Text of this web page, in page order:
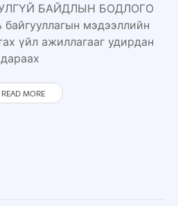
БАЙДЛЫН БОДЛОГО
байгууллагын мэдээллийн
үйл ажиллагааг удирдан
READ MORE